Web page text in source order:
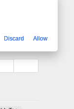
Discard Allow